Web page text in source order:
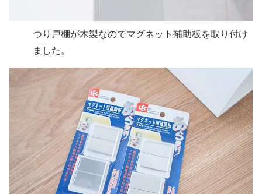
つり戸棚が木製なのでマグネット補助板を取り付け
ました。